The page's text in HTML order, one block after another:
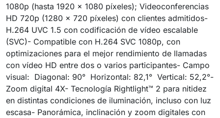
1080p (hasta 1920 x 1080 píxeles); Videoconferencias
HD 720p (1280 x 720 píxeles) con clientes admitidos-
H.264 UVC 1.5 con codificación de vídeo escalable
(SVC)- Compatible con H.264 SVC 1080p, con
optimizaciones para el mejor rendimiento de llamadas
con vídeo HD entre dos o varios participantes- Campo
visual: Diagonal: 90° Horizontal: 82,1° Vertical: 52,2°-
Zoom digital 4X- Tecnología Rightlight™ 2 para nitidez
en distintas condiciones de iluminación, incluso con luz
escasa- Panorámica, inclinación y zoom digitales con